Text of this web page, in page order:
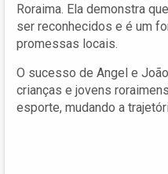
Roraima. Ela demonstra
ser reconhecidos e é um
promessas locais.
O sucesso de Angel e
crianças e jovens
esporte, mudando a